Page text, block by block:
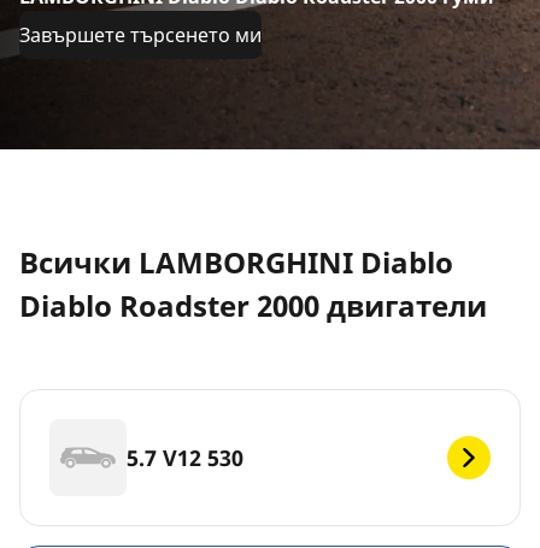
Завършете търсенето ми
Всички LAMBORGHINI Diablo
Diablo Roadster 2000 двигатели
5.7 V12 530